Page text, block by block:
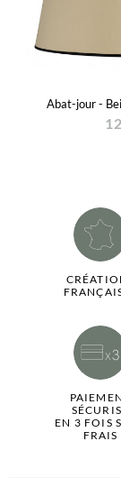
Abat-jour -
EN 3 FOIS
FRAIS